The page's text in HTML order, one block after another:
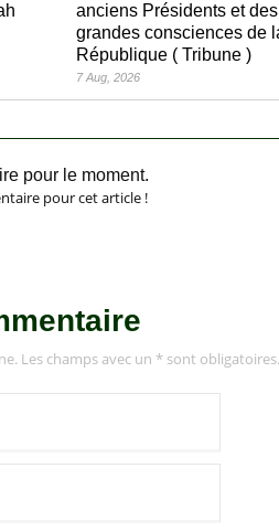
anciens Présidents et des
grandes consciences de
République ( Tribune )
7 Aug, 2026
pour le moment.
pour cet article !
Les champs avec un * sont obligatoires.